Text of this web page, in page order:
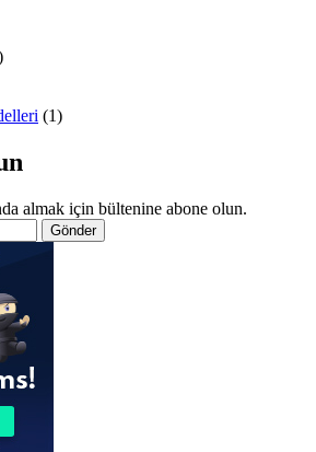
(1)
almak için bültenine abone olun.